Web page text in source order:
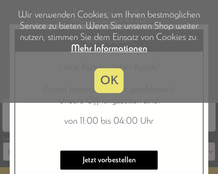
Lübecker Str. 114, 22087 Hamburg
040/350 18 000
Noch geschlossen
Vorbestellung ist möglich
Noch geschlossen
Vorbestellung ist möglich
Lieferzeit auswählen
Öffnungszeiten
Liebe Kundin, lieber Kunde!
Zurzeit haben wir noch geschlossen!
Unsere Öffnungszeiten sind:
von 11:00 bis 04:00 Uhr
Jetzt vorbestellen
Wir verwenden Cookies, um Ihnen bestmöglichen
Service zu bieten. Wenn Sie unseren Shop weiter
nutzen, stimmen Sie dem Einsatz von Cookies zu.
Mehr Informationen
OK